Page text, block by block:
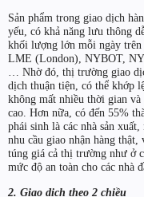
Sản phẩm trong giao dịch
yếu, có khả năng lưu thông
khối lượng lớn mỗi ngày
LME (London), NYBOT,
… Nhờ đó, thị trường giao
dịch thuận tiện, có thể khớp
không mất nhiều thời gian
cao. Hơn nữa, có đến 55%
phái sinh là các nhà sản
nhu cầu giao nhận hàng
túng giá cả thị trường như ở
mức độ an toàn cho các nhà
2. Giao dịch theo 2 chiều